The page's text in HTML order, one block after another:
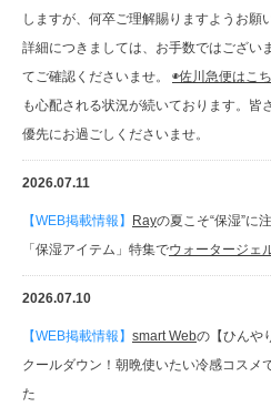
しますが、何卒ご理解賜りますようお願
詳細につきましては、お手数ではござい
てご確認くださいませ。 ◉佐川急便はこ
も心配される状況が続いております。皆
優先にお過ごしくださいませ。
2026.07.11
【WEB掲載情報】 Rayの夏こそ“保湿”に
「保湿アイテム」特集でウォータージェ
2026.07.10
【WEB掲載情報】 smart Webの【ひんや
クールダウン！朝晩使いたい冷感コスメ
た